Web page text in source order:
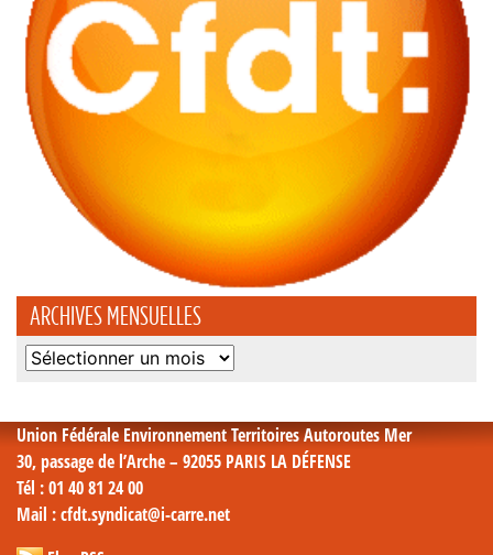
ARCHIVES MENSUELLES
Archives
Union Fédérale Environnement Territoires Autoroutes Mer
30, passage de l’Arche – 92055 PARIS LA DÉFENSE
Tél : 01 40 81 24 00
Mail : cfdt.syndicat@i-carre.net